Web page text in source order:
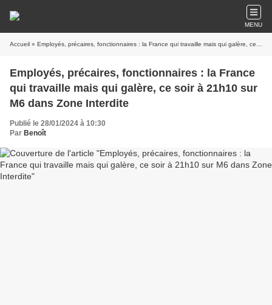
MENU
Accueil » Employés, précaires, fonctionnaires : la France qui travaille mais qui galère, ce soir à 21h10 sur M6 dans Zone Interdite
Employés, précaires, fonctionnaires : la France
qui travaille mais qui galère, ce soir à 21h10 sur
M6 dans Zone Interdite
Publié le 28/01/2024 à 10:30
Par Benoît